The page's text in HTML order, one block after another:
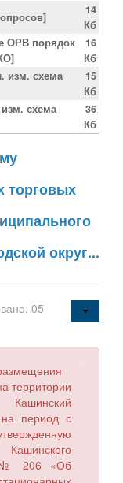
14
Кб
ОРВ порядок
16
Кб
изм. схема
15
Кб
схема
36
Кб
торговых
округ...
05
территории
на период с
№ 206 «Об